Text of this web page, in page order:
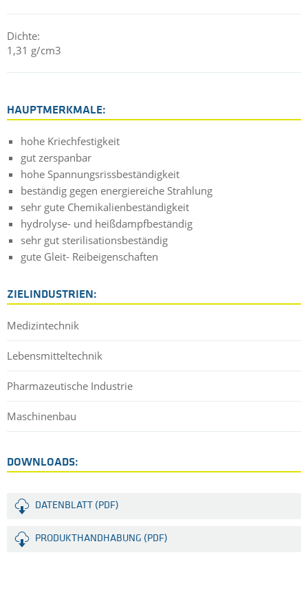
Dichte:
1,31 g/cm3
HAUPTMERKMALE:
hohe Kriechfestigkeit
gut zerspanbar
hohe Spannungsrissbeständigkeit
beständig gegen energiereiche Strahlung
sehr gute Chemikalienbeständigkeit
hydrolyse- und heißdampfbeständig
sehr gut sterilisationsbeständig
gute Gleit- Reibeigenschaften
ZIELINDUSTRIEN:
Medizintechnik
Lebensmitteltechnik
Pharmazeutische Industrie
Maschinenbau
DOWNLOADS:
DATENBLATT (PDF)
PRODUKTHANDHABUNG (PDF)